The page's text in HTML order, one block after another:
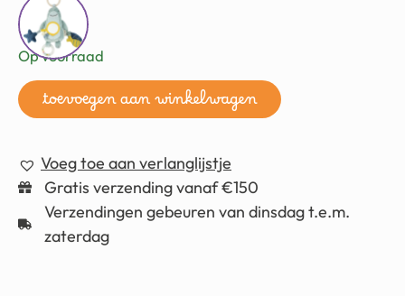
Op voorraad
toevoegen aan winkelwagen
Voeg toe aan verlanglijstje
Gratis verzending vanaf €150
Verzendingen gebeuren van dinsdag t.e.m.
zaterdag